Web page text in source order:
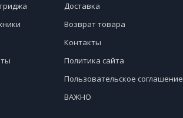
Доставка
Возврат товара
Контакты
Политика сайта
Пользовательское соглашение
ВАЖНО